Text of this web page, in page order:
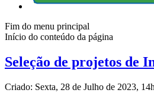
Fim do menu principal
Início do conteúdo da página
Seleção de projetos de
Criado: Sexta, 28 de Julho de 2023,